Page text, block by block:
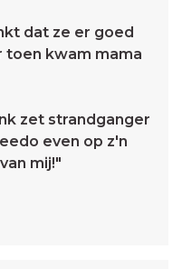
dat ze er goed
toen kwam mama
zet strandganger
even op z'n
mij!"